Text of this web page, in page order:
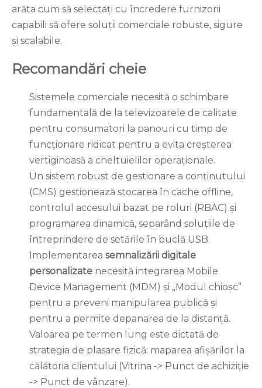
arăta cum să selectați cu încredere furnizorii
capabili să ofere soluții comerciale robuste, sigure
și scalabile.
Recomandări cheie
Sistemele comerciale necesită o schimbare
fundamentală de la televizoarele de calitate
pentru consumatori la panouri cu timp de
funcționare ridicat pentru a evita creșterea
vertiginoasă a cheltuielilor operaționale.
Un sistem robust de gestionare a conținutului
(CMS) gestionează stocarea în cache offline,
controlul accesului bazat pe roluri (RBAC) și
programarea dinamică, separând soluțiile de
întreprindere de setările în buclă USB.
Implementarea semnalizării digitale
personalizate necesită integrarea Mobile
Device Management (MDM) și „Modul chioșc”
pentru a preveni manipularea publică și
pentru a permite depanarea de la distanță.
Valoarea pe termen lung este dictată de
strategia de plasare fizică: maparea afișărilor la
călătoria clientului (Vitrina -> Punct de achiziție
-> Punct de vânzare).